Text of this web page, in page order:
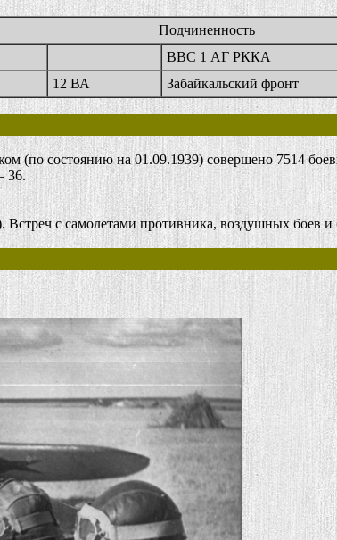
Подчиненность
ВВС 1 АГ РККА
12 ВА Забайкальский фронт
состоянию на 01.09.1939) совершено 7514
36.
с самолетами противника, воздушных боев